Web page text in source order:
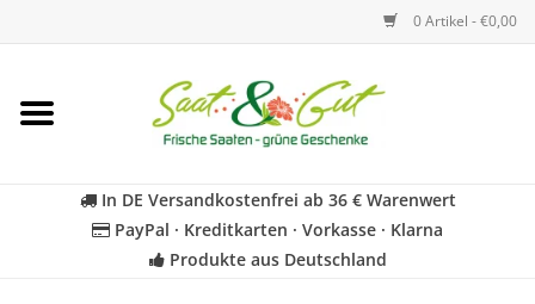
0 Artikel - €0,00
Startseite
In DE Versandkostenfrei ab 36 € Warenwert
PayPal · Kreditkarten · Vorkasse · Klarna
Produkte aus Deutschland